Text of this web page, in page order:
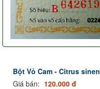
Bột Vỏ Cam - Citrus
Giá bán: 120.000 đ